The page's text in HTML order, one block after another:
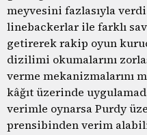
meyvesini fazlasıyla
linebackerlar ile farklı
getirerek rakip oyun
dizilimi okumalarını
verme mekanizmalarını
kâğıt üzerinde
verimle oynarsa Purdy
prensibinden verim